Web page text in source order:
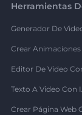
Herramientas
Generador De
Crear Animaciones
Editor De Video
Texto A Video Con
Crear Página Web